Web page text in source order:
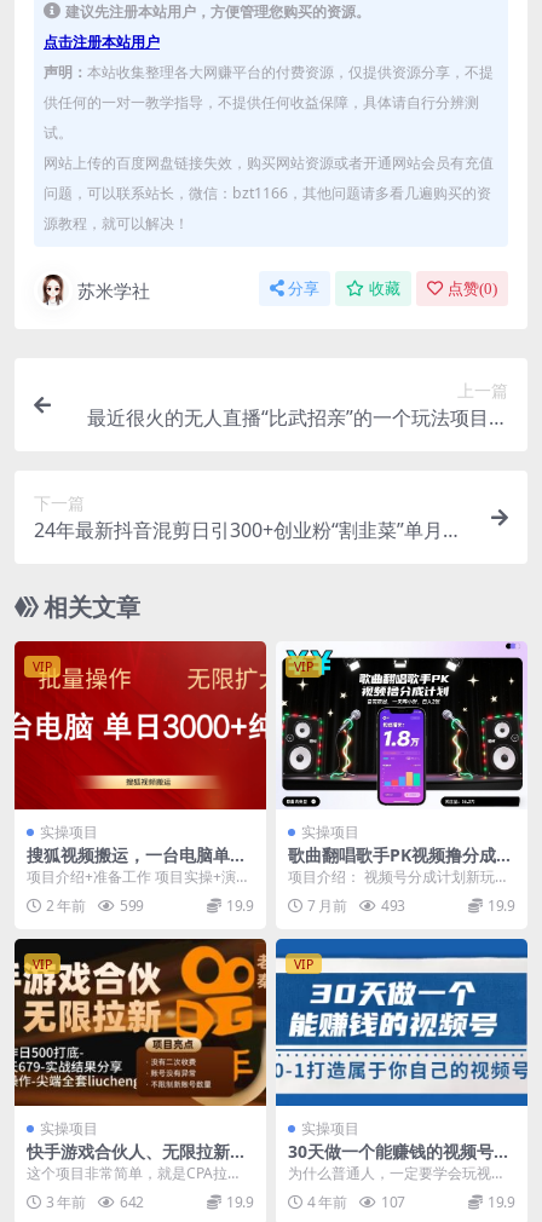
建议先注册本站用户，方便管理您购买的资源。
点击注册本站用户
声明： 本站收集整理各大网赚平台的付费资源，仅提供资源分享，不提
供任何的一对一教学指导，不提供任何收益保障，具体请自行分辨测
试。
网站上传的百度网盘链接失效，购买网站资源或者开通网站会员有充值
问题，可以联系站长，微信：bzt1166，其他问题请多看几遍购买的资
源教程，就可以解决！
苏米学社 分享 收藏 点赞(0)
上一篇
最近很火的无人直播“比武招亲”的一个玩法项目简
下一篇
24年最新抖音混剪日引300+创业粉“割韭菜”单月变
相关文章
VIP
实操项目
搜狐视频搬运，一台电脑单日
3000+，批量操作，可无限扩
项目介绍+准备工作 项目实操+演示
只需要一台电脑，批量操作，简单
易学。 202...
2 年前 599 19.9
VIP
实操项目
歌曲翻唱歌手PK视频撸分成计
划，自带流量，一天两小时，
项目介绍： 视频号分成计划新玩
法，歌手PK，自带流量，收益高 资
源下载地址
7 月前 493 19.9
VIP
实操项目
快手游戏合伙人、无限拉新、
单人操作日500打底-可批量操
作-实战一天679
这个项目非常简单，就是CPA拉
新，这个是快手官方推出的快手游
戏合伙人，拉一个新用...
3 年前 642 19.9
VIP
实操项目
30天做一个能赚钱的视频号，
从0-1打造属于你自己的视频
号 (14节-价值199)
为什么普通人，一定要学会玩视频
号 流量红利 未来全民都会在视频号
里消费娱乐和社交...
4 年前 107 19.9